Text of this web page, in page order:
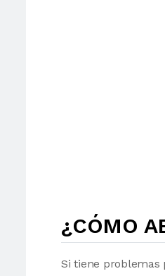
¿CÓMO
Si tiene problemas